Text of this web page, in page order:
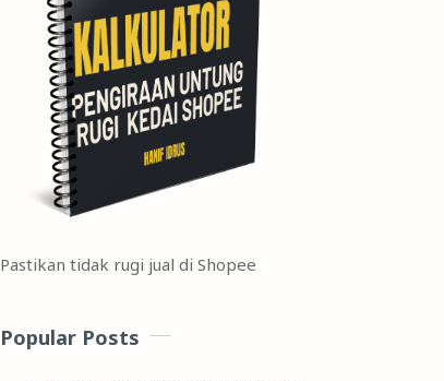
Pastikan tidak rugi jual di Shopee
Popular Posts